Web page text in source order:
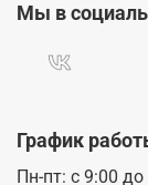
График
Пн-пт: с 9:00 до
Мы в